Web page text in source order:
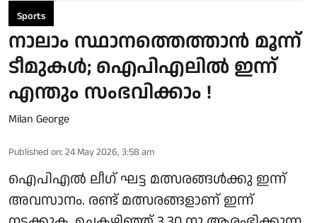
Sports
നാലാം സ്ഥാനത്തെത്താന്‍ മൂന്ന്
ടീമുകള്‍; ഐപിഎലില്‍ ഇന്ന്
എന്തും സംഭവിക്കാം !
Milan George
Published on: 24 May 2026, 3:58 am
ഐപിഎല്‍ ലീഗ് ഘട്ട മത്സരങ്ങള്‍ക്കു ഇന്ന്
അവസാനം. രണ്ട് മത്സരങ്ങളാണ് ഇന്ന്